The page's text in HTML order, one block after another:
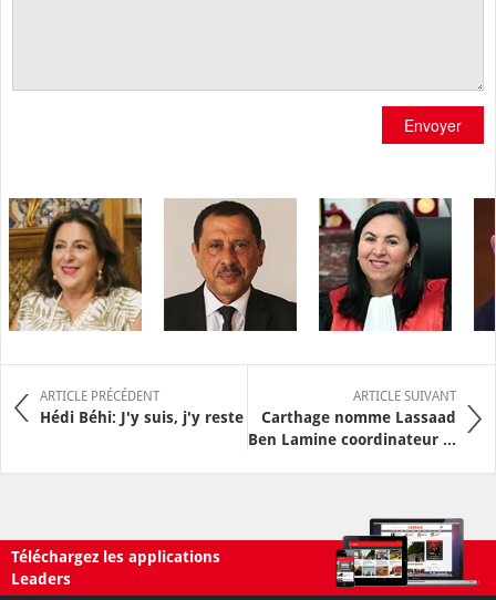
Envoyer
ARTICLE PRÉCÉDENT
Hédi Béhi: J'y suis, j'y reste
ARTICLE SUIVANT
Carthage nomme Lassaad
Ben Lamine coordinateur ...
Téléchargez les applications
Leaders